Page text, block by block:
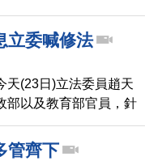
台灣的民主自由，反對
這個問題。
立委喊修法
天(23日)立法委員趙天
部以及教育部官員，針
能用什麼措施去做限
中共洗腦玩具。
管齊下